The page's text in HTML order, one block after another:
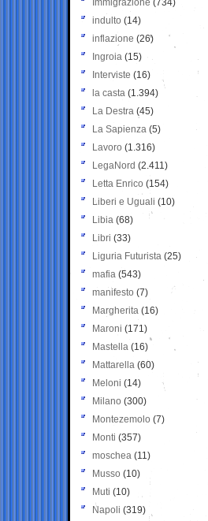
Immigrazione (734)
indulto (14)
inflazione (26)
Ingroia (15)
Interviste (16)
la casta (1.394)
La Destra (45)
La Sapienza (5)
Lavoro (1.316)
LegaNord (2.411)
Letta Enrico (154)
Liberi e Uguali (10)
Libia (68)
Libri (33)
Liguria Futurista (25)
mafia (543)
manifesto (7)
Margherita (16)
Maroni (171)
Mastella (16)
Mattarella (60)
Meloni (14)
Milano (300)
Montezemolo (7)
Monti (357)
moschea (11)
Musso (10)
Muti (10)
Napoli (319)